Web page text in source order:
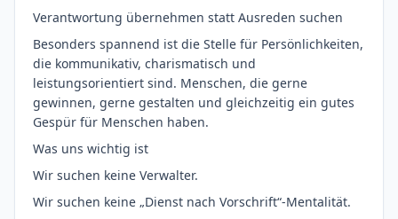
Verantwortung übernehmen statt Ausreden suchen
Besonders spannend ist die Stelle für Persönlichkeiten,
die kommunikativ, charismatisch und
leistungsorientiert sind. Menschen, die gerne
gewinnen, gerne gestalten und gleichzeitig ein gutes
Gespür für Menschen haben.
Was uns wichtig ist
Wir suchen keine Verwalter.
Wir suchen keine „Dienst nach Vorschrift“-Mentalität.